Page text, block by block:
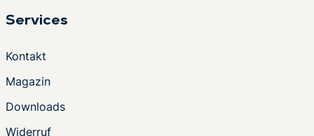
Services
Kontakt
Magazin
Downloads
Widerruf